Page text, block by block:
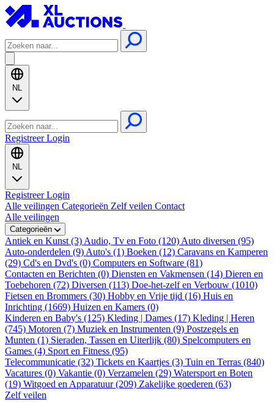
NL
RegistreerLogin
NL
RegistreerLogin
Alle veilingen Categorieën Zelf veilen Contact
Alle veilingen
Categorieën
Antiek en Kunst (3) Audio, Tv en Foto (120) Auto diversen (95)
Auto-onderdelen (9) Auto's (1) Boeken (12) Caravans en Kamperen
(29) Cd's en Dvd's (0) Computers en Software (81)
Contacten en Berichten (0) Diensten en Vakmensen (14) Dieren en
Toebehoren (72) Diversen (113) Doe-het-zelf en Verbouw (1010)
Fietsen en Brommers (30) Hobby en Vrije tijd (16) Huis en
Inrichting (1669) Huizen en Kamers (0)
Kinderen en Baby's (125) Kleding | Dames (17) Kleding | Heren
(745) Motoren (7) Muziek en Instrumenten (9) Postzegels en
Munten (1) Sieraden, Tassen en Uiterlijk (80) Spelcomputers en
Games (4) Sport en Fitness (95)
Telecommunicatie (32) Tickets en Kaartjes (3) Tuin en Terras (840)
Vacatures (0) Vakantie (0) Verzamelen (29) Watersport en Boten
(19) Witgoed en Apparatuur (209) Zakelijke goederen (63)
Zelf veilen